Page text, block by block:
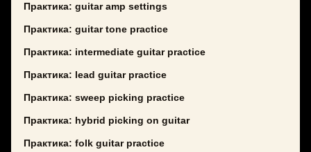
Практика: guitar amp settings
Практика: guitar tone practice
Практика: intermediate guitar practice
Практика: lead guitar practice
Практика: sweep picking practice
Практика: hybrid picking on guitar
Практика: folk guitar practice